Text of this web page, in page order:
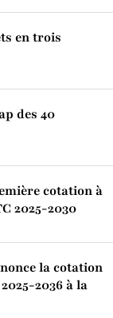
en trois
des 40
cotation à
2025-2030
la cotation
2036 à la